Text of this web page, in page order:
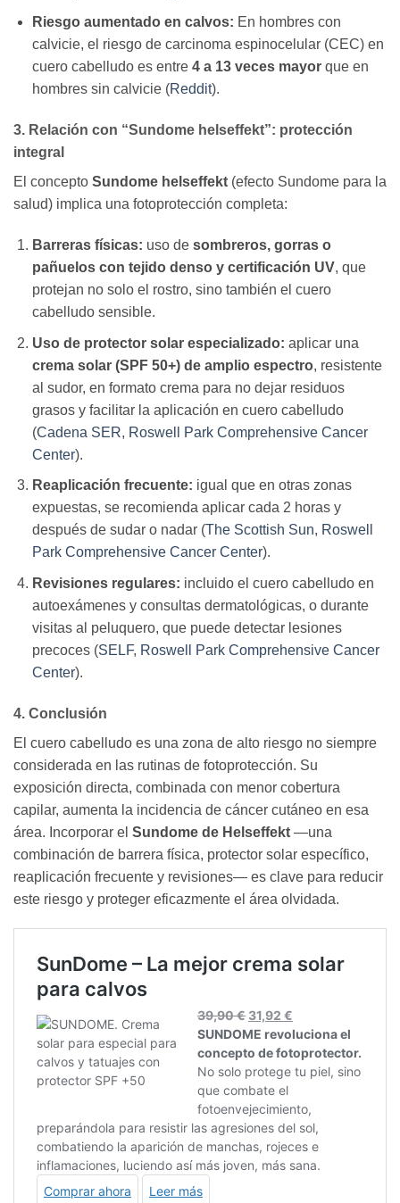
Riesgo aumentado en calvos: En hombres con
calvicie, el riesgo de carcinoma espinocelular (CEC) en
cuero cabelludo es entre 4 a 13 veces mayorque en
hombres sin calvicie (Reddit).
3. Relación con “Sundome helseffekt”: protección
integral
El concepto Sundome helseffekt (efecto Sundome para la
salud) implica una fotoprotección completa:
Barreras físicas: uso de sombreros, gorras o
pañuelos con tejido denso y certificación UV, que
protejan no solo el rostro, sino también el cuero
cabelludo sensible.
Uso de protector solar especializado: aplicar una
crema solar (SPF 50+) de amplio espectro, resistente
al sudor, en formato crema para no dejar residuos
grasos y facilitar la aplicación en cuero cabelludo
(Cadena SER, Roswell Park Comprehensive Cancer
Center).
Reaplicación frecuente: igual que en otras zonas
expuestas, se recomienda aplicar cada 2 horas y
después de sudar o nadar (The Scottish Sun, Roswell
Park Comprehensive Cancer Center).
Revisiones regulares: incluido el cuero cabelludo en
autoexámenes y consultas dermatológicas, o durante
visitas al peluquero, que puede detectar lesiones
precoces (SELF, Roswell Park Comprehensive Cancer
Center).
4. Conclusión
El cuero cabelludo es una zona de alto riesgo no siempre
considerada en las rutinas de fotoprotección. Su
exposición directa, combinada con menor cobertura
capilar, aumenta la incidencia de cáncer cutáneo en esa
área. Incorporar el Sundome de Helseffekt —una
combinación de barrera física, protector solar específico,
reaplicación frecuente y revisiones— es clave para reducir
este riesgo y proteger eficazmente el área olvidada.